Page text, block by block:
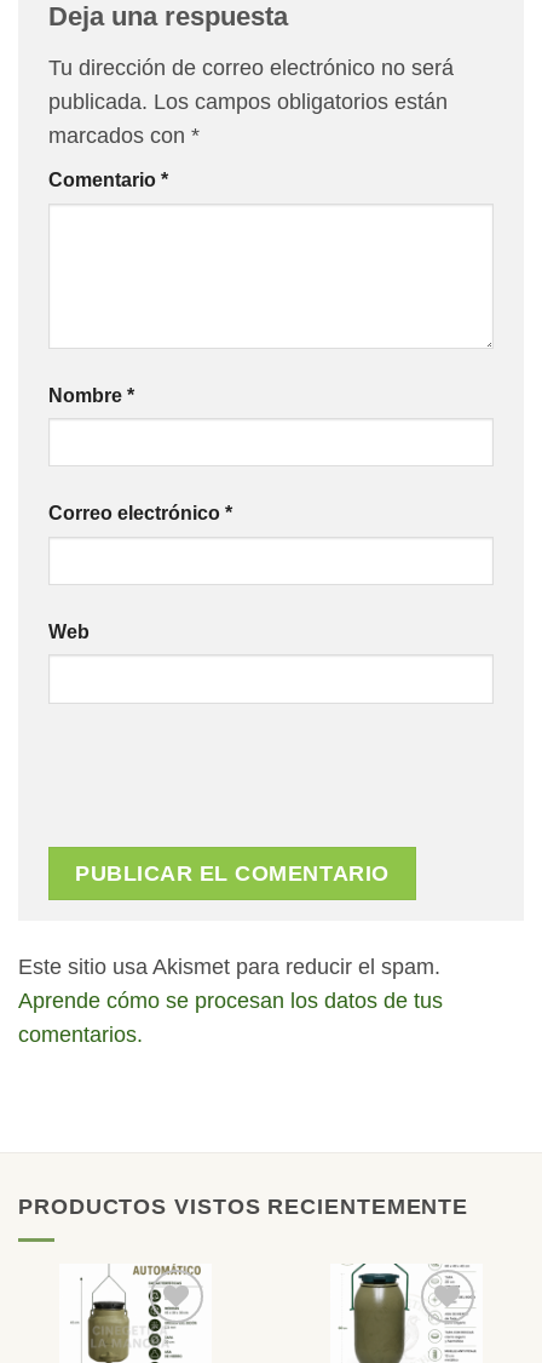
Deja una respuesta
Tu dirección de correo electrónico no será
publicada. Los campos obligatorios están
marcados con *
Comentario *
Nombre *
Correo electrónico *
Web
Este sitio usa Akismet para reducir el spam.
Aprende cómo se procesan los datos de tus
comentarios.
PRODUCTOS VISTOS RECIENTEMENTE
Añadir
Añadir